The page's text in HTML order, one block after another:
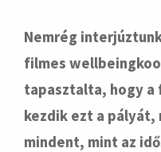
Nemrég
filmes
tapasztalta, hogy
kezdik ezt a pályát,
mindent, mint az